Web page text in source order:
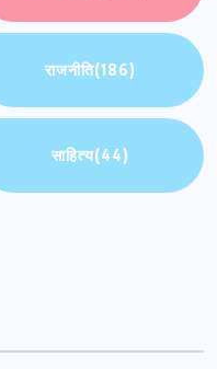
राजनीति(186)
साहित्य(44)